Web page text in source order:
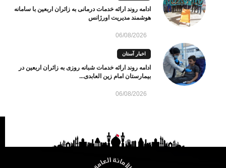
ادامه روند ارائه خدمات درمانی به زائران اربعین با سامانه
هوشمند مدیریت اورژانس
06/08/2026
اخبار آستان
ادامه روند ارائه خدمات شبانه روزی به زائران اربعین در
بیمارستان امام زین العابدی...
06/08/2026